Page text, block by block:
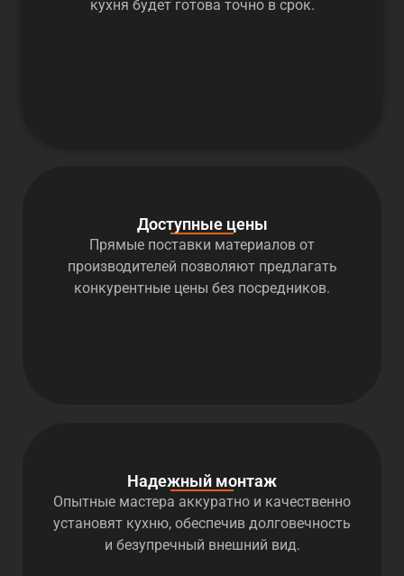
кухня будет готова точно в срок.
Доступные цены
Прямые поставки материалов от
производителей позволяют предлагать
конкурентные цены без посредников.
Надежный монтаж
Опытные мастера аккуратно и качественно
установят кухню, обеспечив долговечность
и безупречный внешний вид.